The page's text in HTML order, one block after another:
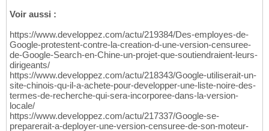
Voir aussi :
https://www.developpez.com/actu/219384/Des-employes-de-
Google-protestent-contre-la-creation-d-une-version-censuree-
de-Google-Search-en-Chine-un-projet-que-soutiendraient-leurs-
dirigeants/
https://www.developpez.com/actu/218343/Google-utiliserait-un-
site-chinois-qu-il-a-achete-pour-developper-une-liste-noire-des-
termes-de-recherche-qui-sera-incorporee-dans-la-version-
locale/
https://www.developpez.com/actu/217337/Google-se-
preparerait-a-deployer-une-version-censuree-de-son-moteur-